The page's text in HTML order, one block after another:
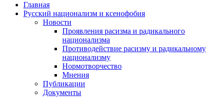
Главная
Русский национализм и ксенофобия
Новости
Проявления расизма и радикального
национализма
Противодействие расизму и радикальному
национализму
Нормотворчество
Мнения
Публикации
Документы